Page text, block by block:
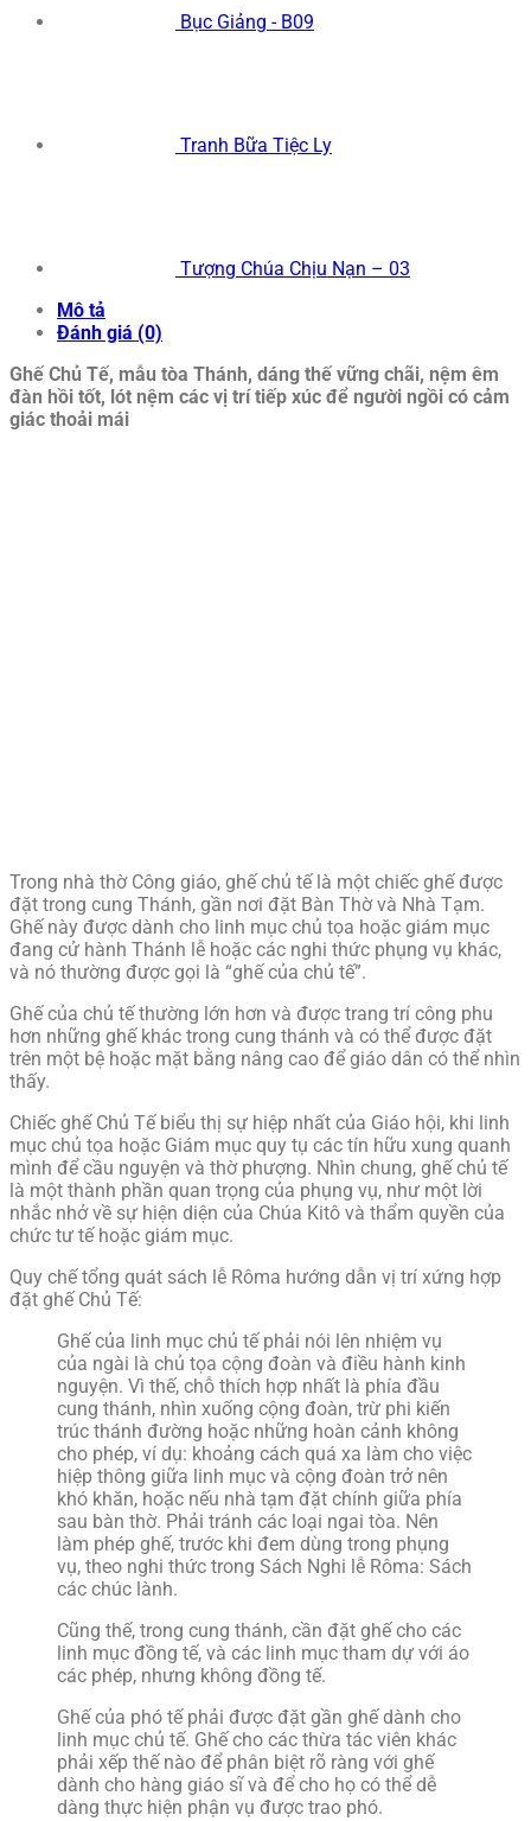
Bục Giảng - B09
Tranh Bữa Tiệc Ly
Tượng Chúa Chịu Nạn – 03
Mô tả
Đánh giá (0)
Ghế Chủ Tế, mẫu tòa Thánh, dáng thế vững chãi, nệm êm
đàn hồi tốt, lót nệm các vị trí tiếp xúc để người ngồi có cảm
giác thoải mái
Trong nhà thờ Công giáo, ghế chủ tế là một chiếc ghế được
đặt trong cung Thánh, gần nơi đặt Bàn Thờ và Nhà Tạm.
Ghế này được dành cho linh mục chủ tọa hoặc giám mục
đang cử hành Thánh lễ hoặc các nghi thức phụng vụ khác,
và nó thường được gọi là “ghế của chủ tế”.
Ghế của chủ tế thường lớn hơn và được trang trí công phu
hơn những ghế khác trong cung thánh và có thể được đặt
trên một bệ hoặc mặt bằng nâng cao để giáo dân có thể nhìn
thấy.
Chiếc ghế Chủ Tế biểu thị sự hiệp nhất của Giáo hội, khi linh
mục chủ tọa hoặc Giám mục quy tụ các tín hữu xung quanh
mình để cầu nguyện và thờ phượng. Nhìn chung, ghế chủ tế
là một thành phần quan trọng của phụng vụ, như một lời
nhắc nhở về sự hiện diện của Chúa Kitô và thẩm quyền của
chức tư tế hoặc giám mục.
Quy chế tổng quát sách lễ Rôma hướng dẫn vị trí xứng hợp
đặt ghế Chủ Tế:
Ghế của linh mục chủ tế phải nói lên nhiệm vụ
của ngài là chủ tọa cộng đoàn và điều hành kinh
nguyện. Vì thế, chỗ thích hợp nhất là phía đầu
cung thánh, nhìn xuống cộng đoàn, trừ phi kiến
trúc thánh đường hoặc những hoàn cảnh không
cho phép, ví dụ: khoảng cách quá xa làm cho việc
hiệp thông giữa linh mục và cộng đoàn trở nên
khó khăn, hoặc nếu nhà tạm đặt chính giữa phía
sau bàn thờ. Phải tránh các loại ngai tòa. Nên
làm phép ghế, trước khi đem dùng trong phụng
vụ, theo nghi thức trong Sách Nghi lễ Rôma: Sách
các chúc lành.
Cũng thế, trong cung thánh, cần đặt ghế cho các
linh mục đồng tế, và các linh mục tham dự với áo
các phép, nhưng không đồng tế.
Ghế của phó tế phải được đặt gần ghế dành cho
linh mục chủ tế. Ghế cho các thừa tác viên khác
phải xếp thế nào để phân biệt rõ ràng với ghế
dành cho hàng giáo sĩ và để cho họ có thể dễ
dàng thực hiện phận vụ được trao phó.